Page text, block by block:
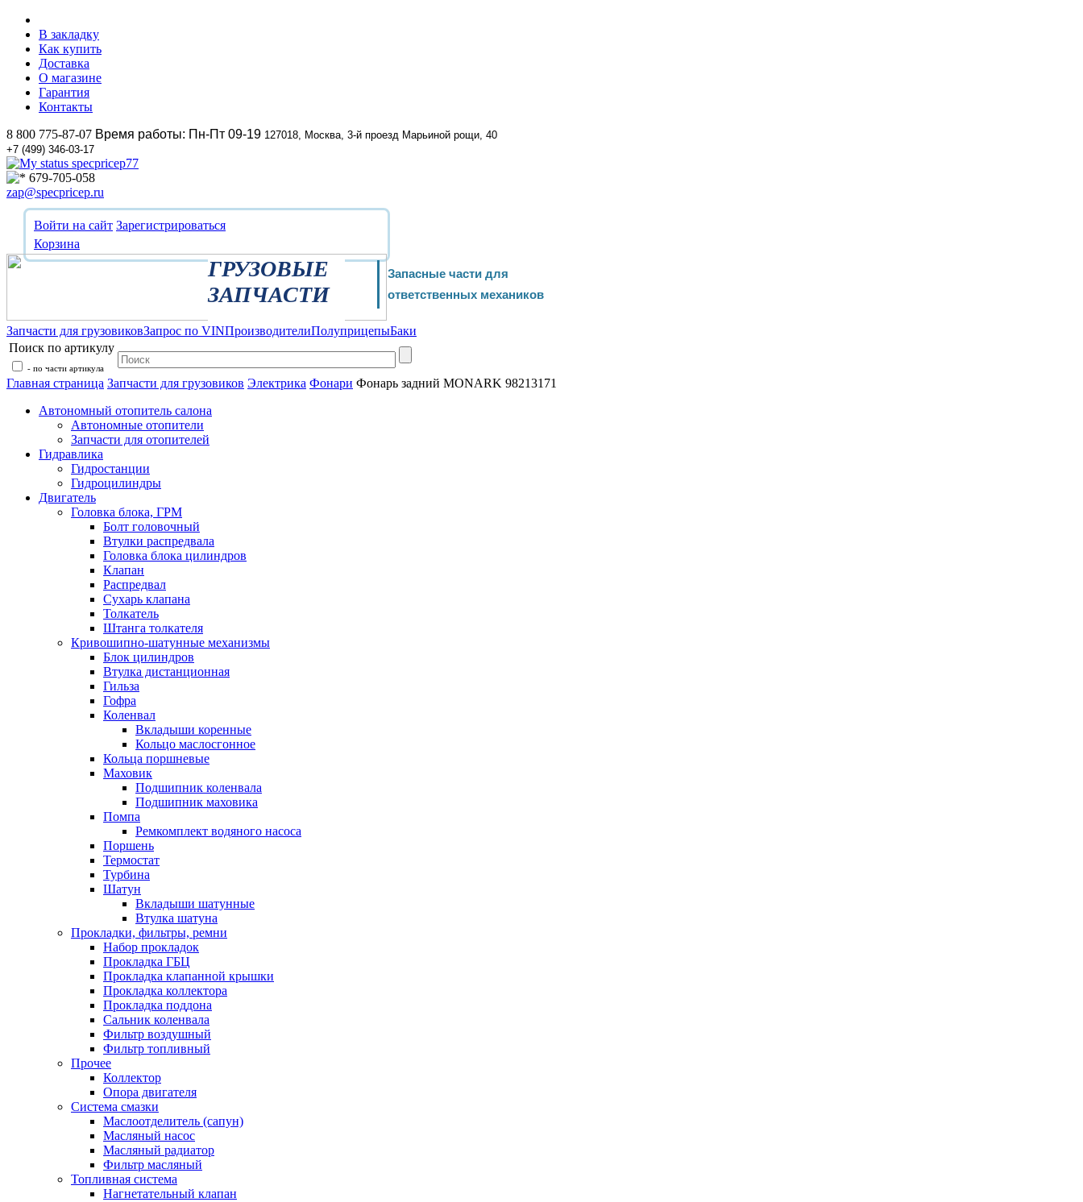
В закладку
Как купить
Доставка
О магазине
Гарантия
Контакты
8 800 775-87-07 Время работы: Пн-Пт 09-19 127018, Москва, 3-й проезд Марьиной рощи, 40
+7 (499) 346-03-17
specpricep77
679-705-058
zap@specpricep.ru
Войти на сайт Зарегистрироваться
Корзина
ГРУЗОВЫЕ
ЗАПЧАСТИ
Запасные части для
ответственных механиков
Запчасти для грузовиковЗапрос по VINПроизводителиПолуприцепыБаки
Поиск по артикулу
- по части артикула
Главная страница Запчасти для грузовиков Электрика Фонари Фонарь задний MONARK 98213171
Автономный отопитель салона
Автономные отопители
Запчасти для отопителей
Гидравлика
Гидростанции
Гидроцилиндры
Двигатель
Головка блока, ГРМ
Болт головочный
Втулки распредвала
Головка блока цилиндров
Клапан
Распредвал
Сухарь клапана
Толкатель
Штанга толкателя
Кривошипно-шатунные механизмы
Блок цилиндров
Втулка дистанционная
Гильза
Гофра
Коленвал
Вкладыши коренные
Кольцо маслосгонное
Кольца поршневые
Маховик
Подшипник коленвала
Подшипник маховика
Помпа
Ремкомплект водяного насоса
Поршень
Термостат
Турбина
Шатун
Вкладыши шатунные
Втулка шатуна
Прокладки, фильтры, ремни
Набор прокладок
Прокладка ГБЦ
Прокладка клапанной крышки
Прокладка коллектора
Прокладка поддона
Сальник коленвала
Фильтр воздушный
Фильтр топливный
Прочее
Коллектор
Опора двигателя
Система смазки
Маслоотделитель (сапун)
Масляный насос
Масляный радиатор
Фильтр масляный
Топливная система
Нагнетательный клапан